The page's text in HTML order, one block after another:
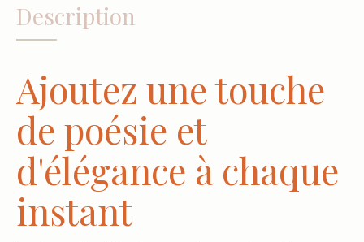
Description
Ajoutez une touche
de poésie et
d'élégance à chaque
instant